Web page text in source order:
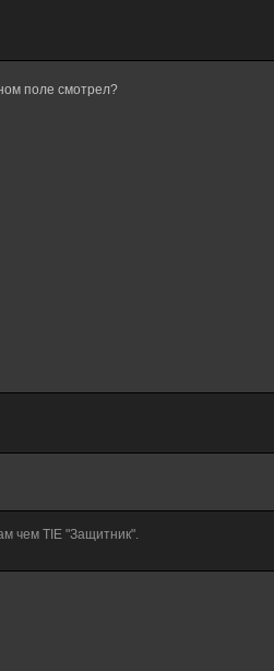
поле смотрел?
чем TIE "Защитник".